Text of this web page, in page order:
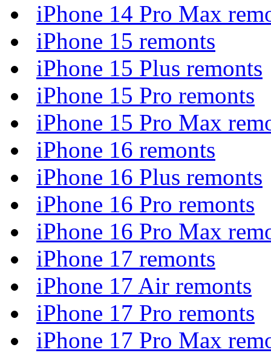
iPhone 14 Pro Max
iPhone 15 remonts
iPhone 15 Plus remonts
iPhone 15 Pro remonts
iPhone 15 Pro Max
iPhone 16 remonts
iPhone 16 Plus remonts
iPhone 16 Pro remonts
iPhone 16 Pro Max
iPhone 17 remonts
iPhone 17 Air remonts
iPhone 17 Pro remonts
iPhone 17 Pro Max